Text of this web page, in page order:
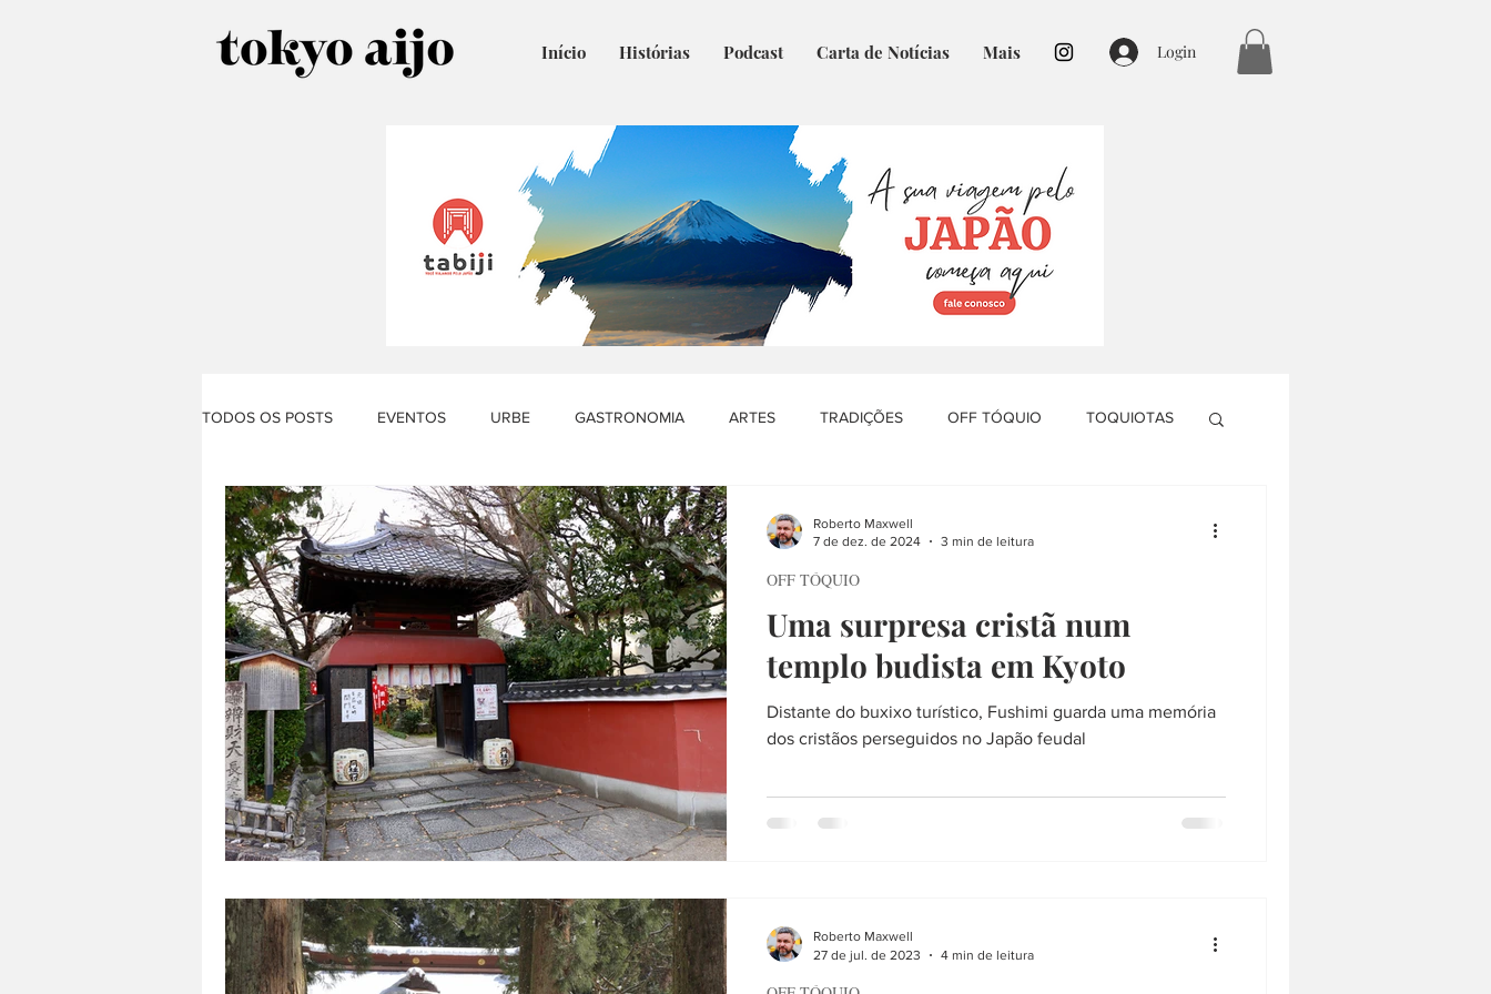
Início Histórias Podcast Carta de Notícias Mais Login
TODOS OS POSTS EVENTOS URBE GASTRONOMIA ARTES TRADIÇÕES OFF TÓQUIO TOQUIOTAS
DIVERSIDADE VÍDEO SOCIEDADE LITERATURA
JAPÃO NO BRASIL TRANSPORTE SERVIÇO PLANEJANDO A VIAGEM
DOCES E SOBREMESAS MULHERES HISTÓRIA TOKYO AIJO FÉ ENTREVISTA COMPRAS
ESTILO
Uma surpresa cristã num
templo budista em Kyoto
Distante do buxixo turístico, Fushimi guarda uma memória
dos cristãos perseguidos no Japão feudal
OFF TÓQUIO
Roberto Maxwell
7 de dez. de 2024
3 min de leitura
Roberto Maxwell
27 de jul. de 2023
4 min de leitura